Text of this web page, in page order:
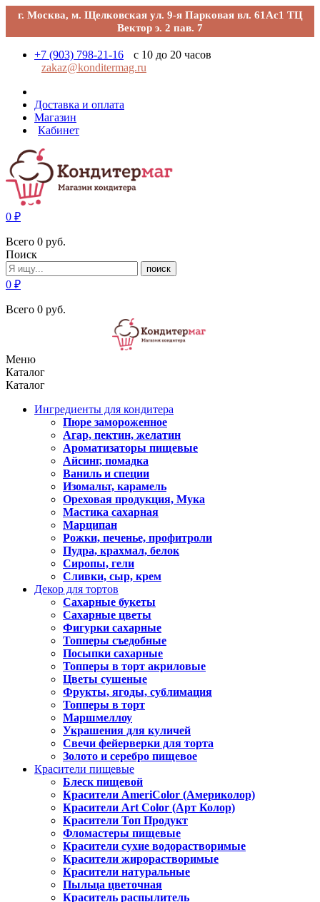
г. Москва, м. Щелковская ул. 9-я Парковая вл. 61Ас1 ТЦ
Вектор э. 2 пав. 7
+7 (903) 798-21-16
с 10 до 20 часов
zakaz@konditermag.ru
Доставка и оплата
Магазин
Кабинет
0 ₽
Всего 0 руб.
Поиск
поиск
0 ₽
Всего 0 руб.
Меню
Каталог
Каталог
Ингредиенты для кондитера
Пюре замороженное
Агар, пектин, желатин
Ароматизаторы пищевые
Айсинг, помадка
Ваниль и специи
Изомальт, карамель
Ореховая продукция, Мука
Мастика сахарная
Марципан
Рожки, печенье, профитроли
Пудра, крахмал, белок
Сиропы, гели
Сливки, сыр, крем
Декор для тортов
Сахарные букеты
Сахарные цветы
Фигурки сахарные
Топперы съедобные
Посыпки сахарные
Топперы в торт акриловые
Цветы сушеные
Фрукты, ягоды, сублимация
Топперы в торт
Маршмеллоу
Украшения для куличей
Свечи фейерверки для торта
Золото и серебро пищевое
Красители пищевые
Блеск пищевой
Красители AmeriColor (Америколор)
Красители Art Color (Арт Колор)
Красители Топ Продукт
Фломастеры пищевые
Красители сухие водорастворимые
Красители жирорастворимые
Красители натуральные
Пыльца цветочная
Краситель распылитель